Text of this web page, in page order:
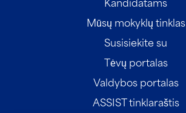
Mūsų mokyklų tinklas
Susisiekite su
Tėvų portalas
Valdybos portalas
ASSIST tinklaraštis